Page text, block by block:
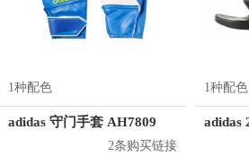
1种配色
adidas 守门手套 AH7809
2条购买链接
1种配色